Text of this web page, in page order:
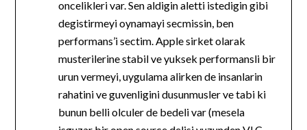
oncelikleri var. Sen aldigin aletti istedigin gibi
degistirmeyi oynamayi secmissin, ben
performans’i sectim. Apple sirket olarak
musterilerine stabil ve yuksek performansli bir
urun vermeyi, uygulama alirken de insanlarin
rahatini ve guvenligini dusunmusler ve tabi ki
bunun belli olculer de bedeli var (mesela